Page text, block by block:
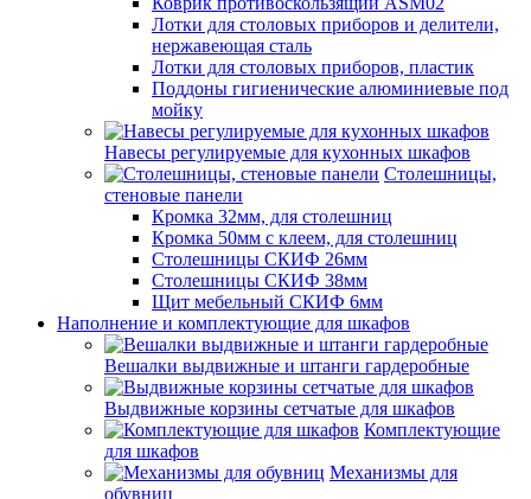
Лотки для столовых приборов и делители,
нержавеющая сталь
Лотки для столовых приборов, пластик
Поддоны гигиенические алюминиевые под
мойку
Навесы регулируемые для кухонных шкафов
Столешницы,
стеновые панели
Кромка 32мм, для столешниц
Кромка 50мм с клеем, для столешниц
Столешницы СКИФ 26мм
Столешницы СКИФ 38мм
Щит мебельный СКИФ 6мм
Наполнение и комплектующие для шкафов
Вешалки выдвижные и штанги гардеробные
Выдвижные корзины сетчатые для шкафов
Комплектующие
для шкафов
Механизмы для
обувниц